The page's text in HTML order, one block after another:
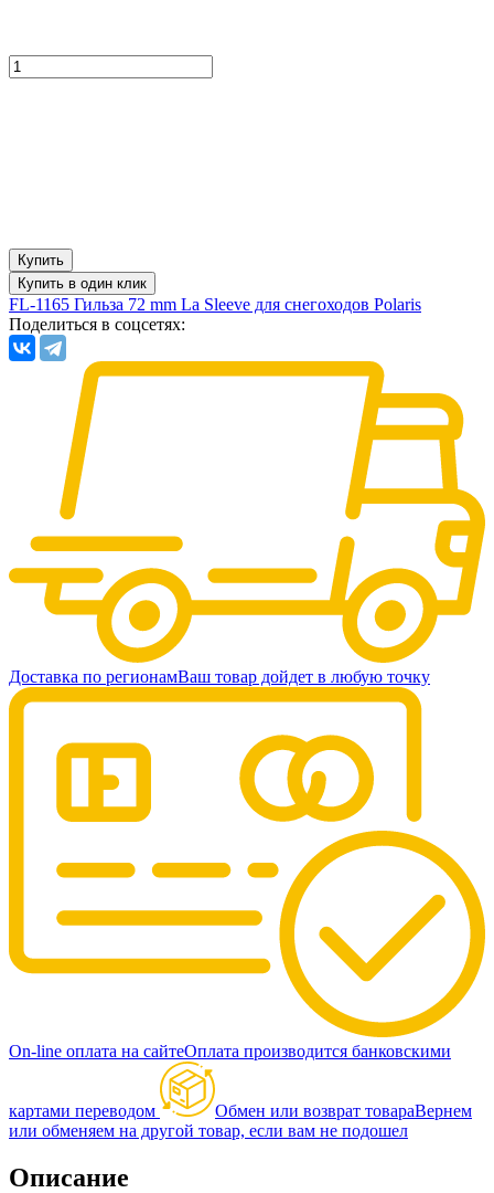
Купить
Купить в один клик
FL-1165 Гильза 72 mm La Sleeve для снегоходов Polaris
Поделиться в соцсетях:
Доставка по регионамВаш товар дойдет в любую точку
On-line оплата на сайтеОплата производится банковскими
картами переводом Обмен или возврат товараВернем
или обменяем на другой товар, если вам не подошел
Описание